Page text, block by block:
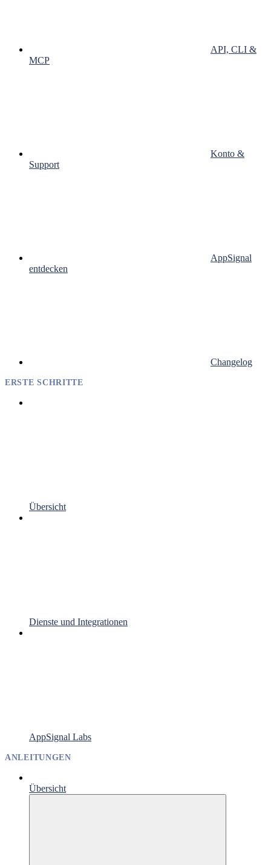
API, CLI &
MCP
Konto &
Support
AppSignal
entdecken
Changelog
ERSTE SCHRITTE
Übersicht
Dienste und Integrationen
AppSignal Labs
ANLEITUNGEN
Übersicht